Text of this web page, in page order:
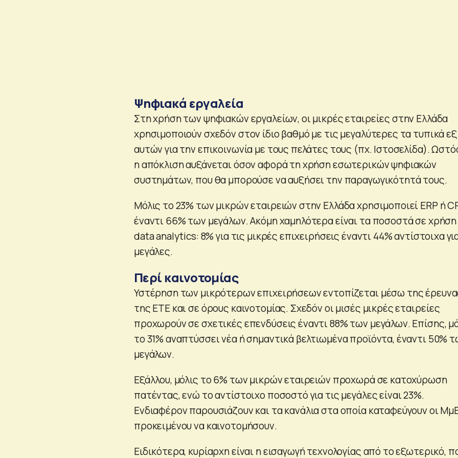
Ψηφιακά εργαλεία
Στη χρήση των ψηφιακών εργαλείων, οι μικρές εταιρείες στην Ελλάδα
χρησιμοποιούν σχεδόν στον ίδιο βαθμό με τις μεγαλύτερες τα τυπικά εξ
αυτών για την επικοινωνία με τους πελάτες τους (πχ. Ιστοσελίδα).
η απόκλιση αυξάνεται όσον αφορά τη χρήση εσωτερικών ψηφιακών
συστημάτων, που θα μπορούσε να αυξήσει την παραγωγικότητά τους.
Μόλις το 23% των μικρών εταιρειών στην Ελλάδα χρησιμοποιεί ERP ή
έναντι 66% των μεγάλων. Ακόμη χαμηλότερα είναι τα ποσοστά σε χρήση
data analytics: 8% για τις μικρές επιχειρήσεις έναντι 44% αντίστοιχα
μεγάλες.
Περί καινοτομίας
Υστέρηση των μικρότερων επιχειρήσεων εντοπίζεται μέσω της
της ΕΤΕ και σε όρους καινοτομίας. Σχεδόν οι μισές μικρές εταιρείες
προχωρούν σε σχετικές επενδύσεις έναντι 88% των μεγάλων. Επίσης,
το 31% αναπτύσσει νέα ή σημαντικά βελτιωμένα προϊόντα, έναντι 50%
μεγάλων.
Εξάλλου, μόλις το 6% των μικρών εταιρειών προχωρά σε κατοχύρωση
πατέντας, ενώ το αντίστοιχο ποσοστό για τις μεγάλες είναι 23%.
Ενδιαφέρον παρουσιάζουν και τα κανάλια στα οποία καταφεύγουν οι
προκειμένου να καινοτομήσουν.
Ειδικότερα, κυρίαρχη είναι η εισαγωγή τεχνολογίας από το εξωτερικό,